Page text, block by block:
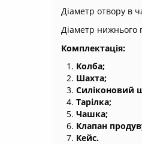
Діаметр отвору в
Діаметр нижнього
Комплектація:
Колба;
Шахта;
Силіконовий
Тарілка;
Чашка;
Клапан
Кейс.